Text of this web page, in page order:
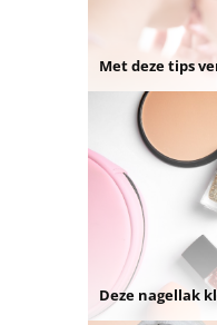
Met deze tips
Deze nagellak